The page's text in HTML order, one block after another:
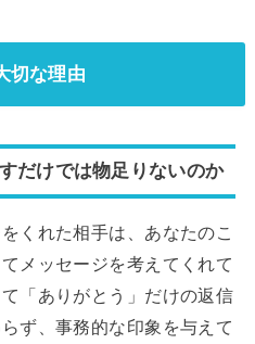
切な理由
だけでは物足りないのか
くれた相手は、あなたのこ
メッセージを考えてくれて
「ありがとう」だけの返信
ず、事務的な印象を与えて